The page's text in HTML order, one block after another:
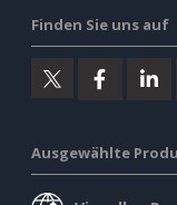
Finden Sie uns auf
Ausgewählte